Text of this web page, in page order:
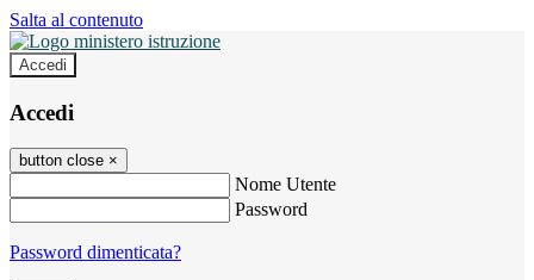
Salta al contenuto
Accedi
Accedi
button close ×
Nome Utente
Password
Password dimenticata?